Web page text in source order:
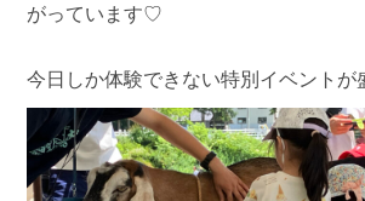
がっています♡
今日しか体験できない特別イベントが